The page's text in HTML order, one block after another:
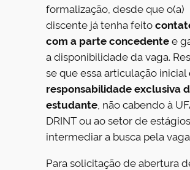
formalização, desde que o(a)
discente já tenha feito
com a parte concedentee
a disponibilidade da vaga.
se que essa articulação inicial
responsabilidade exclusiva
estudante , não cabendo à
DRINT ou ao setor de estágios
intermediar a busca pela
Para solicitação de abertura